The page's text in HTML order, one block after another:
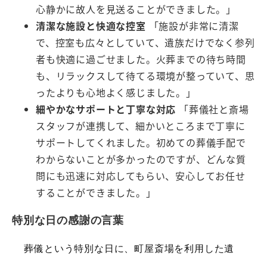
心静かに故人を見送ることができました。」
清潔な施設と快適な控室 「施設が非常に清潔
で、控室も広々としていて、遺族だけでなく参列
者も快適に過ごせました。火葬までの待ち時間
も、リラックスして待てる環境が整っていて、思
ったよりも心地よく感じました。」
細やかなサポートと丁寧な対応 「葬儀社と斎場
スタッフが連携して、細かいところまで丁寧に
サポートしてくれました。初めての葬儀手配で
わからないことが多かったのですが、どんな質
問にも迅速に対応してもらい、安心してお任せ
することができました。」
特別な日の感謝の言葉
葬儀という特別な日に、町屋斎場を利用した遺